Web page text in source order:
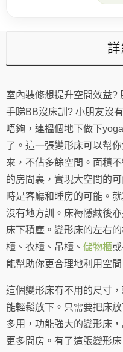
數
室內裝修想提升空間效益?
手睇BB沒床訓? 小朋友沒
唔夠，連搵個地下做下
了。這一張變形床可以幫
來，不佔多餘空間。面積
的房間裏，實現大空間的
時是客廳和睡房的可能。
沒有地方訓。床褥隱藏後
床下積塵。變形床的左右
櫃、衣櫃、吊櫃、 儲物櫃
能幫助你更合理地利用空
這個變形床有不用的尺寸
能輕鬆放下。只需要把床
多用，功能強大的變形床
更多間房。有了這張變形